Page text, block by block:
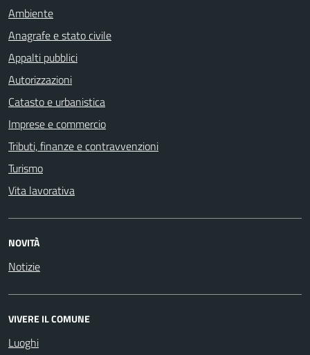
Ambiente
Anagrafe e stato civile
Appalti pubblici
Autorizzazioni
Catasto e urbanistica
Imprese e commercio
Tributi, finanze e contravvenzioni
Turismo
Vita lavorativa
NOVITÀ
Notizie
VIVERE IL COMUNE
Luoghi